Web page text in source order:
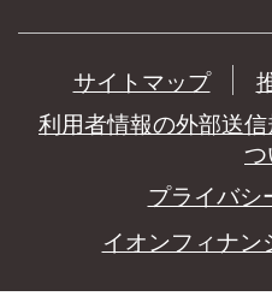
サイトマップ
利用者情報の外部送
つ
プライバシ
イオンフィナン